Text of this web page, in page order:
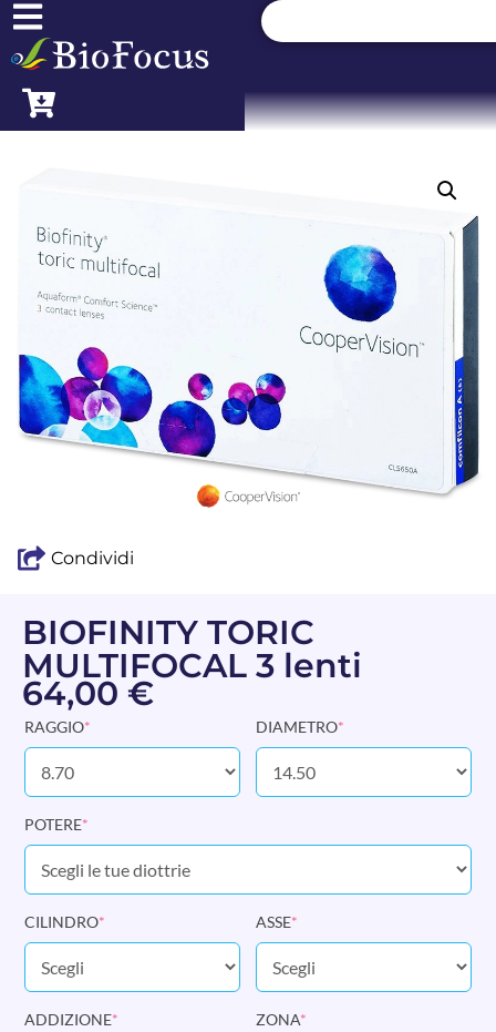
Condividi
BIOFINITY TORIC
MULTIFOCAL 3 lenti
64,00 €
RAGGIO* DIAMETRO*
POTERE*
CILINDRO* ASSE*
ADDIZIONE* ZONA*